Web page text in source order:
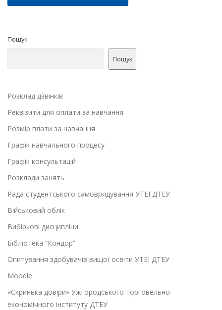
Пошук
Пошук
Розклад дзвінків
Реквізити для оплати за навчання
Розмір плати за навчання
Графік навчального процесу
Графік консультацій
Розклади занять
Рада студентського самоврядування УТЕІ ДТЕУ
Військовий облік
Вибіркові дисципліни
Бібліотека “Кондор”
Опитування здобувачів вищої освіти УТЕІ ДТЕУ
Moodle
«Скринька довіри» Ужгородського торговельно-
економічного інституту ДТЕУ